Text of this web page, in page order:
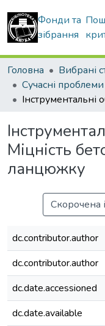
Фонди та
зібрання
Головна
Міцність
ланцюжку
Скорочена
dc.contributor.author
dc.contributor.author
dc.date.accessioned
dc.date.available